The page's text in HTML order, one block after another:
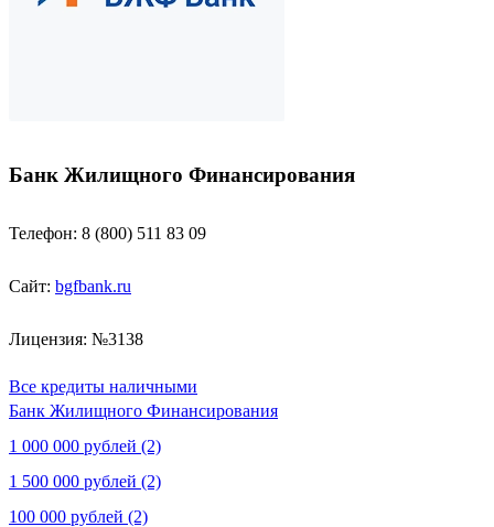
Банк Жилищного Финансирования
Телефон: 8 (800) 511 83 09
Сайт: bgfbank.ru
Лицензия: №3138
Все кредиты наличными
Банк Жилищного Финансирования
1 000 000 рублей (2)
1 500 000 рублей (2)
100 000 рублей (2)